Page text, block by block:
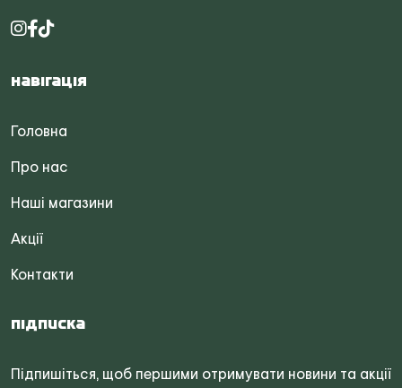
Навігація
Головна
Про нас
Наші магазини
Акції
Контакти
Підписка
Підпишіться, щоб першими отримувати новини та акції